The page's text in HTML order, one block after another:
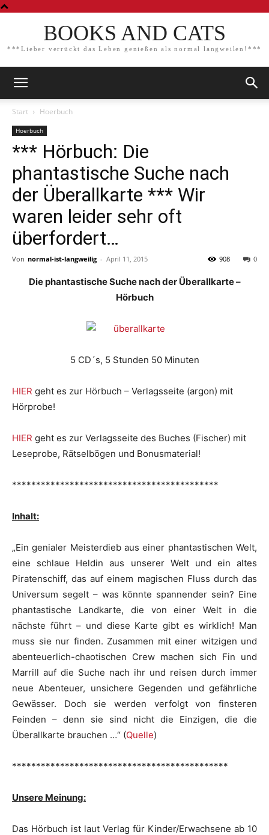
BOOKS AND CATS
***Lieber verrückt das Leben genießen als normal langweilen!***
Start Hoerbuch
Hoerbuch
*** Hörbuch: Die
phantastische Suche nach
der Überallkarte *** Wir
waren leider sehr oft
überfordert…
Von normal-ist-langweilig - April 11, 2015 0
908
Die phantastische Suche nach der Überallkarte –
Hörbuch
5 CD´s, 5 Stunden 50 Minuten
HIER geht es zur Hörbuch – Verlagsseite (argon) mit
Hörprobe!
HIER geht es zur Verlagsseite des Buches (Fischer) mit
Leseprobe, Rätselbögen und Bonusmaterial!
*******************************************
Inhalt:
„Ein genialer Meisterdieb aus einer phantastischen Welt,
eine schlaue Heldin aus unserer Welt und ein altes
Piratenschiff, das auf einem magischen Fluss durch das
Universum segelt – was könnte spannender sein? Eine
phantastische Landkarte, die von einer Welt in die
nächste führt – und diese Karte gibt es wirklich! Man
muss sie nur finden. Zusammen mit einer witzigen und
abenteuerlich-chaotischen Crew machen sich Fin und
Marrill auf die Suche nach ihr und reisen durch immer
neue Abenteuer, unsichere Gegenden und gefährliche
Gewässer. Doch sie werden verfolgt von finsteren
Feinden – denn sie sind nicht die Einzigen, die die
Überallkarte brauchen …“ (Quelle)
*********************************************
Unsere Meinung:
Das Hörbuch ist laut Verlag für Kinder/Erwachsene ab 10